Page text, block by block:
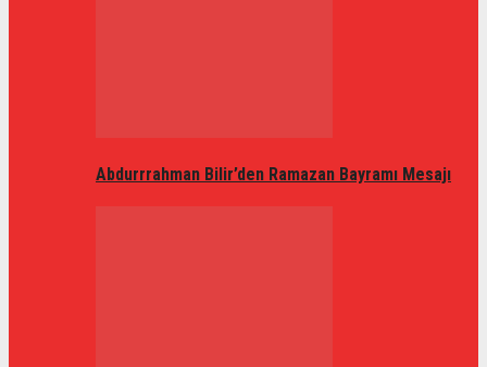
Abdurrrahman Bilir’den Ramazan Bayramı Mesajı